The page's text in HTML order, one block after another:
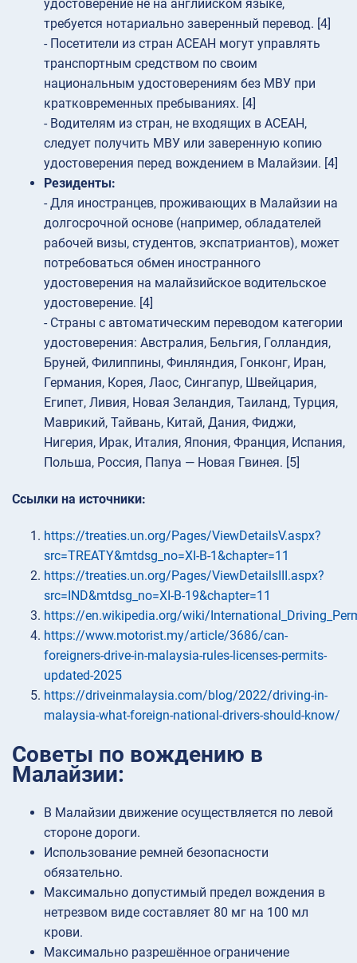
удостоверение не на английском языке,
требуется нотариально заверенный перевод. [4]
- Посетители из стран АСЕАН могут управлять
транспортным средством по своим
национальным удостоверениям без МВУ при
кратковременных пребываниях. [4]
- Водителям из стран, не входящих в АСЕАН,
следует получить МВУ или заверенную копию
удостоверения перед вождением в Малайзии. [4]
Резиденты:
- Для иностранцев, проживающих в Малайзии на
долгосрочной основе (например, обладателей
рабочей визы, студентов, экспатриантов), может
потребоваться обмен иностранного
удостоверения на малайзийское водительское
удостоверение. [4]
- Страны с автоматическим переводом категории
удостоверения: Австралия, Бельгия, Голландия,
Бруней, Филиппины, Финляндия, Гонконг, Иран,
Германия, Корея, Лаос, Сингапур, Швейцария,
Египет, Ливия, Новая Зеландия, Таиланд, Турция,
Маврикий, Тайвань, Китай, Дания, Фиджи,
Нигерия, Ирак, Италия, Япония, Франция, Испания,
Польша, Россия, Папуа — Новая Гвинея. [5]
Ссылки на источники:
https://treaties.un.org/Pages/ViewDetailsV.aspx?
src=TREATY&mtdsg_no=XI-B-1&chapter=11
https://treaties.un.org/Pages/ViewDetailsIII.aspx?
src=IND&mtdsg_no=XI-B-19&chapter=11
https://en.wikipedia.org/wiki/
https://www.motorist.my/article/3686/can-
foreigners-drive-in-malaysia-rules-licenses-permits-
updated-2025
https://driveinmalaysia.com/blog/2022/driving-in-
malaysia-what-foreign-national-drivers-should-know/
Советы по вождению в
Малайзии:
В Малайзии движение осуществляется по левой
стороне дороги.
Использование ремней безопасности
обязательно.
Максимально допустимый предел вождения в
нетрезвом виде составляет 80 мг на 100 мл
крови.
Максимально разрешённое ограничение